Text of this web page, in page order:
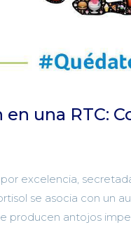
una RTC:
excelencia,
se asocia con un
producen antojos